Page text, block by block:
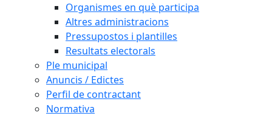
Organismes en què participa
Altres administracions
Pressupostos i plantilles
Resultats electorals
Ple municipal
Anuncis / Edictes
Perfil de contractant
Normativa